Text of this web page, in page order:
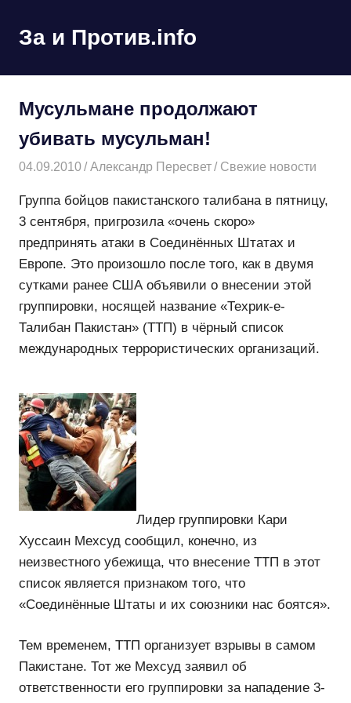
перейти
За и Против.info
мира
Мусульмане продолжают
убивать мусульман!
04.09.2010 Александр Пересвет Свежие новости
Группа бойцов пакистанского талибана в пятницу,
3 сентября, пригрозила «очень скоро»
предпринять атаки в Соединённых Штатах и
Европе. Это произошло после того, как в двумя
сутками ранее США объявили о внесении этой
группировки, носящей название «Техрик-е-
Талибан Пакистан» (ТТП) в чёрный список
международных террористических организаций.
Лидер группировки Кари
Хуссаин Мехсуд сообщил, конечно, из
неизвестного убежища, что внесение ТТП в этот
список является признаком того, что
«Соединённые Штаты и их союзники нас боятся».
Тем временем, ТТП организует взрывы в самом
Пакистане. Тот же Мехсуд заявил об
ответственности его группировки за нападение 3-